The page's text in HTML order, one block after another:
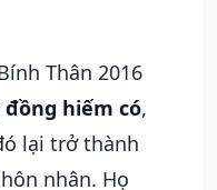
Thân 2016
hiếm có,
lại trở thành
nhân. Họ